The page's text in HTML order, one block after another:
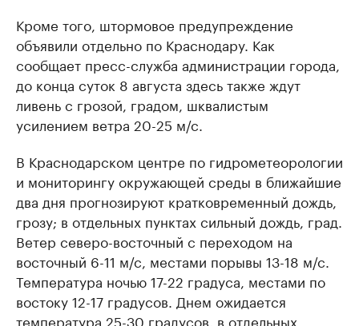
Кроме того, штормовое предупреждение
объявили отдельно по Краснодару. Как
сообщает пресс-служба администрации города,
до конца суток 8 августа здесь также ждут
ливень с грозой, градом, шквалистым
усилением ветра 20-25 м/с.
В Краснодарском центре по гидрометеорологии
и мониторингу окружающей среды в ближайшие
два дня прогнозируют кратковременный дождь,
грозу; в отдельных пунктах сильный дождь, град.
Ветер северо-восточный с переходом на
восточный 6-11 м/с, местами порывы 13-18 м/с.
Температура ночью 17-22 градуса, местами по
востоку 12-17 градусов. Днем ожидается
температура 25-30 градусов, в отдельных